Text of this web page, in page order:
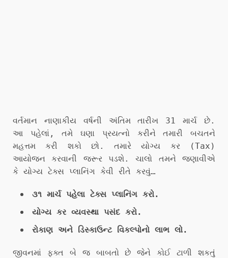
વર્તમાન નાણાકીય વર્ષની અંતિમ તારીખ 31 માર્ચ છે.
આ પહેલાં, તમે ઘણા પ્રયત્નો કરીને તમારી બચતને
મહત્તમ કરી શકો છો. તમારે યોગ્ય કર (Tax)
આયોજન કરવાની જરૂર પડશે. ચાલો તમને જણાવીએ
કે યોગ્ય ટેક્સ પ્લાનિંગ કેવી રીતે કરવું…
૩૧ માર્ચ પહેલા ટેક્સ પ્લાનિંગ કરો.
યોગ્ય કર વ્યવસ્થા પસંદ કરો.
રોકાણ અને ડિસ્કાઉન્ટ વિકલ્પોનો લાભ લો.
જીવનમાં ફક્ત બે જ બાબતો છે જેને કોઈ ટાળી શકતું